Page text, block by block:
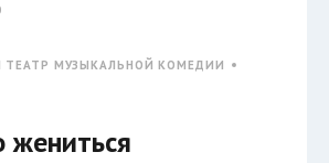
ТЕАТР МУЗЫКАЛЬНОЙ КОМЕДИИ
жениться